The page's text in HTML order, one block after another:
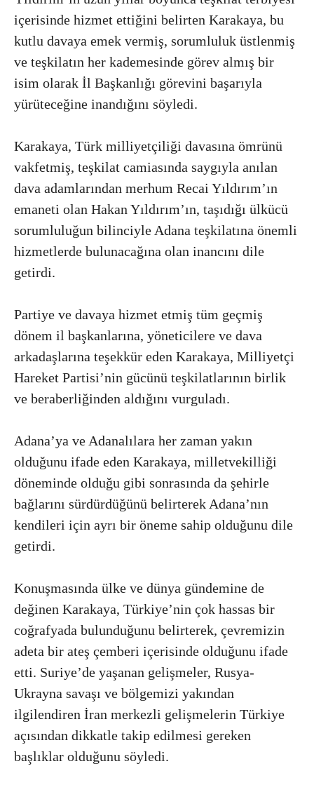
içerisinde hizmet ettiğini belirten Karakaya, bu
kutlu davaya emek vermiş, sorumluluk üstlenmiş
ve teşkilatın her kademesinde görev almış bir
isim olarak İl Başkanlığı görevini başarıyla
yürüteceğine inandığını söyledi.
Karakaya, Türk milliyetçiliği davasına ömrünü
vakfetmiş, teşkilat camiasında saygıyla anılan
dava adamlarından merhum Recai Yıldırım’ın
emaneti olan Hakan Yıldırım’ın, taşıdığı ülkücü
sorumluluğun bilinciyle Adana teşkilatına önemli
hizmetlerde bulunacağına olan inancını dile
getirdi.
Partiye ve davaya hizmet etmiş tüm geçmiş
dönem il başkanlarına, yöneticilere ve dava
arkadaşlarına teşekkür eden Karakaya, Milliyetçi
Hareket Partisi’nin gücünü teşkilatlarının birlik
ve beraberliğinden aldığını vurguladı.
Adana’ya ve Adanalılara her zaman yakın
olduğunu ifade eden Karakaya, milletvekilliği
döneminde olduğu gibi sonrasında da şehirle
bağlarını sürdürdüğünü belirterek Adana’nın
kendileri için ayrı bir öneme sahip olduğunu dile
getirdi.
Konuşmasında ülke ve dünya gündemine de
değinen Karakaya, Türkiye’nin çok hassas bir
coğrafyada bulunduğunu belirterek, çevremizin
adeta bir ateş çemberi içerisinde olduğunu ifade
etti. Suriye’de yaşanan gelişmeler, Rusya-
Ukrayna savaşı ve bölgemizi yakından
ilgilendiren İran merkezli gelişmelerin Türkiye
açısından dikkatle takip edilmesi gereken
başlıklar olduğunu söyledi.